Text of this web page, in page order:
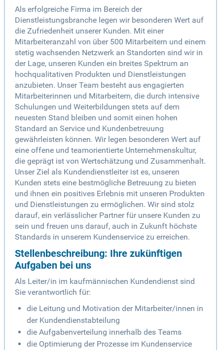
Als erfolgreiche Firma im Bereich der
Dienstleistungsbranche legen wir besonderen Wert auf
die Zufriedenheit unserer Kunden. Mit einer
Mitarbeiteranzahl von über 500 Mitarbeitern und einem
stetig wachsenden Netzwerk an Standorten sind wir in
der Lage, unseren Kunden ein breites Spektrum an
hochqualitativen Produkten und Dienstleistungen
anzubieten. Unser Team besteht aus engagierten
Mitarbeiterinnen und Mitarbeitern, die durch intensive
Schulungen und Weiterbildungen stets auf dem
neuesten Stand bleiben und somit einen hohen
Standard an Service und Kundenbetreuung
gewährleisten können. Wir legen besonderen Wert auf
eine offene und teamorientierte Unternehmenskultur,
die geprägt ist von Wertschätzung und Zusammenhalt.
Unser Ziel als Kundendienstleiter ist es, unseren
Kunden stets eine bestmögliche Betreuung zu bieten
und ihnen ein positives Erlebnis mit unseren Produkten
und Dienstleistungen zu ermöglichen. Wir sind stolz
darauf, ein verlässlicher Partner für unsere Kunden zu
sein und freuen uns darauf, auch in Zukunft höchste
Standards in unserem Kundenservice zu erreichen.
Stellenbeschreibung: Ihre zukünftigen
Aufgaben bei uns
Als Leiter/in im kaufmännischen Kundendienst sind
Sie verantwortlich für:
die Leitung und Motivation der Mitarbeiter/innen in
der Kundendienstabteilung
die Aufgabenverteilung innerhalb des Teams
die Optimierung der Prozesse im Kundenservice